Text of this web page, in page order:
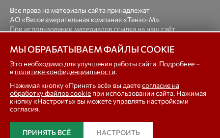
Все права на материалы сайта принадлежат
АО «Весоизмерительная компания «Тензо-М».
При использовании материалов ссылка на наш сайт
© 1998-2026 Весоизмерительная компания «Тензо-М» —
платформенные, крановые, вагонные, бункерные,
автомобильные весы, весовые дозаторы для фасовки,
тензодатчики
МЫ ОБРАБАТЫВАЕМ ФАЙЛЫ COOKIE
Это необходимо для улучшения работы сайта. Подробнее –
в политике конфиденциальности.
Нажимая кнопку «Принять всё» вы даетесогласие на
обработку файлов cookie при использовании сайта. Нажимая
кнопку «Настроить» вы можете управлять настройками
согласия.
ПРИНЯТЬ ВСЁ НАСТРОИТЬ